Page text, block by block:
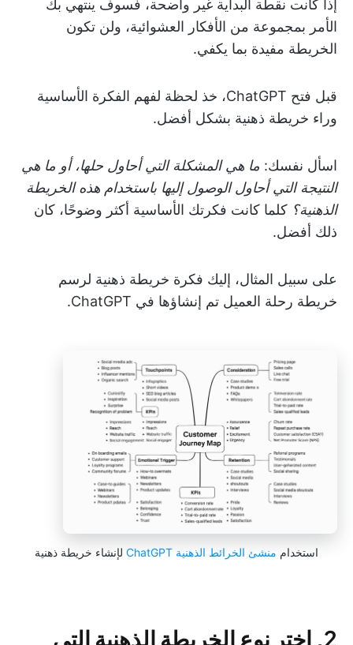
إذا كانت نقطة البداية غير واضحة، فسوف ينتهي بك
الأمر بمجموعة من الأفكار العشوائية، ولن تكون
الخريطة مفيدة بما يكفي.
قبل فتح ChatGPT، خذ لحظة لفهم الفكرة الأساسية
وراء خريطة ذهنية بشكل أفضل.
اسأل نفسك: ما هي المشكلة التي أحاول حلها، أو ما هي
النتيجة التي أحاول الوصول إليها باستخدام هذه الخريطة
الذهنية؟ كلما كانت فكرتك الأساسية أكثر وضوحًا، كان
ذلك أفضل.
على سبيل المثال، إليك فكرة خريطة ذهنية لرسم
خريطة رحلة العميل تم إنشاؤها في ChatGPT.
استخدام منشئ الخرائط الذهنية ChatGPT لإنشاء خريطة ذهنية
2. اختر نوع الخريطة الذهنية التي